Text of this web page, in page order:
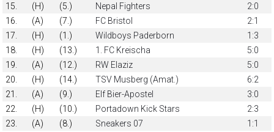
15.
(H) (5.) Nepal Fighters
2:0
16.
(A) (7.) FC Bristol
2:1
17.
(H) (1.) Wildboys Paderborn
1:3
18.
(H) (13.) 1. FC Kreischa
5:0
19.
(A) (12.) RW Elaziz
5:0
20.
(H) (14.) TSV Musberg (Amat.)
6:2
21.
(A) (9.) Elf Bier-Apostel
3:0
22.
(H) (10.) Portadown Kick Stars
2:3
23.
(A) (8.) Sneakers 07
1:1